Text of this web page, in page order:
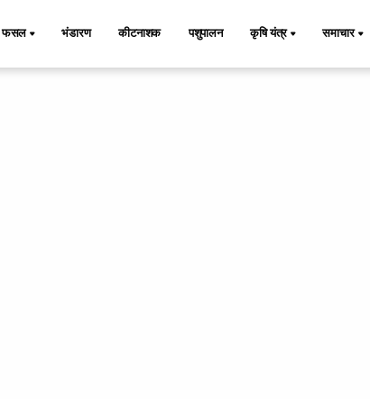
फसल भंडारण कीटनाशक पशुपालन कृषि यंत्र समाचार